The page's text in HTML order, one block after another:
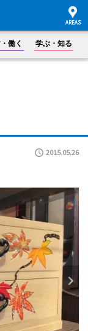
働く 学ぶ・知る
2015.05.26